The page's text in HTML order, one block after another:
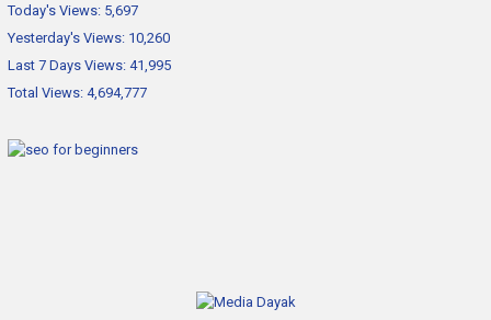
Today's Views: 5,697
Yesterday's Views: 10,260
Last 7 Days Views: 41,995
Total Views: 4,694,777